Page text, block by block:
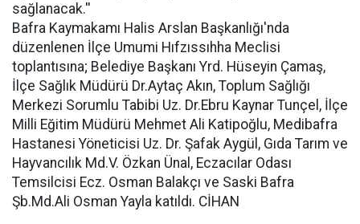
sağlanacak.''
Bafra Kaymakamı Halis Arslan Başkanlığı'nda
düzenlenen İlçe Umumi Hıfzıssıhha Meclisi
toplantısına; Belediye Başkanı Yrd. Hüseyin Çamaş,
İlçe Sağlık Müdürü Dr.Aytaç Akın, Toplum Sağlığı
Merkezi Sorumlu Tabibi Uz. Dr.Ebru Kaynar Tunçel, İlçe
Milli Eğitim Müdürü Mehmet Ali Katipoğlu, Medibafra
Hastanesi Yöneticisi Uz. Dr. Şafak Aygül, Gıda Tarım ve
Hayvancılık Md.V. Özkan Ünal, Eczacılar Odası
Temsilcisi Ecz. Osman Balakçı ve Saski Bafra
Şb.Md.Ali Osman Yayla katıldı. CİHAN